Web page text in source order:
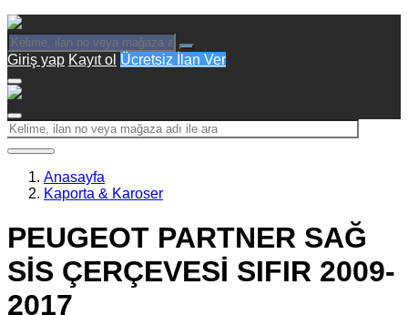
Giriş yap Kayıt ol Ücretsiz İlan Ver
Anasayfa
Kaporta & Karoser
PEUGEOT PARTNER SAĞ
SİS ÇERÇEVESİ SIFIR 2009-
2017